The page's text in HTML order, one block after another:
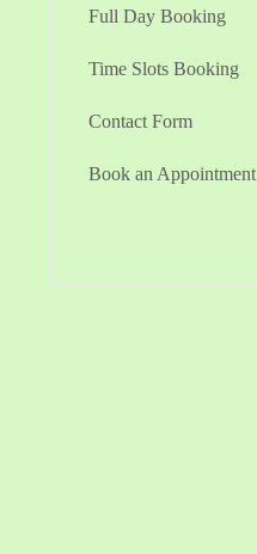
Full Day Booking
Time Slots Booking
Contact Form
Book an Appointment